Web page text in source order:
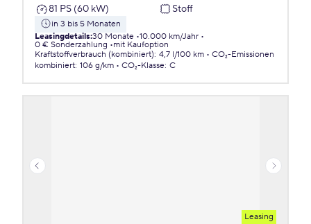
81 PS (60 kW)
Stoff
in 3 bis 5 Monaten
Leasingdetails:30 Monate 10.000 km/Jahr
0 € Sonderzahlung
mit Kaufoption
Kraftstoffverbrauch (kombiniert): 4,7 l/100 km
CO₂-Emissionen
kombiniert: 106 g/km CO₂-Klasse: C
Leasing